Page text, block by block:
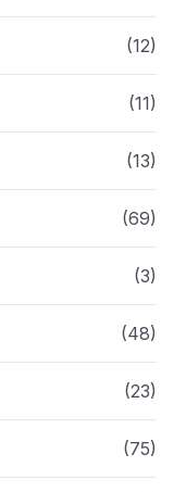
(12)
(11)
(13)
(69)
(3)
(48)
(23)
(75)